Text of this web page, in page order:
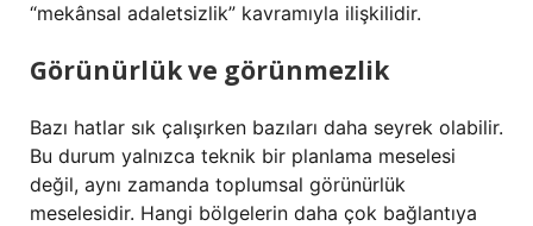
“mekânsal adaletsizlik” kavramıyla ilişkilidir.
Görünürlük ve görünmezlik
Bazı hatlar sık çalışırken bazıları daha seyrek olabilir.
Bu durum yalnızca teknik bir planlama meselesi
değil, aynı zamanda toplumsal görünürlük
meselesidir. Hangi bölgelerin daha çok bağlantıya